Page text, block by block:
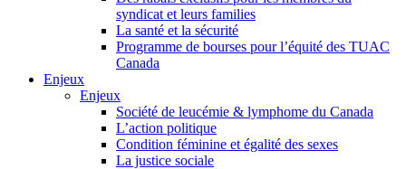
syndicat et leurs families
La santé et la sécurité
Programme de bourses pour l’équité des TUAC
Canada
Enjeux
Enjeux
Société de leucémie & lymphome du Canada
L’action politique
Condition féminine et égalité des sexes
La justice sociale